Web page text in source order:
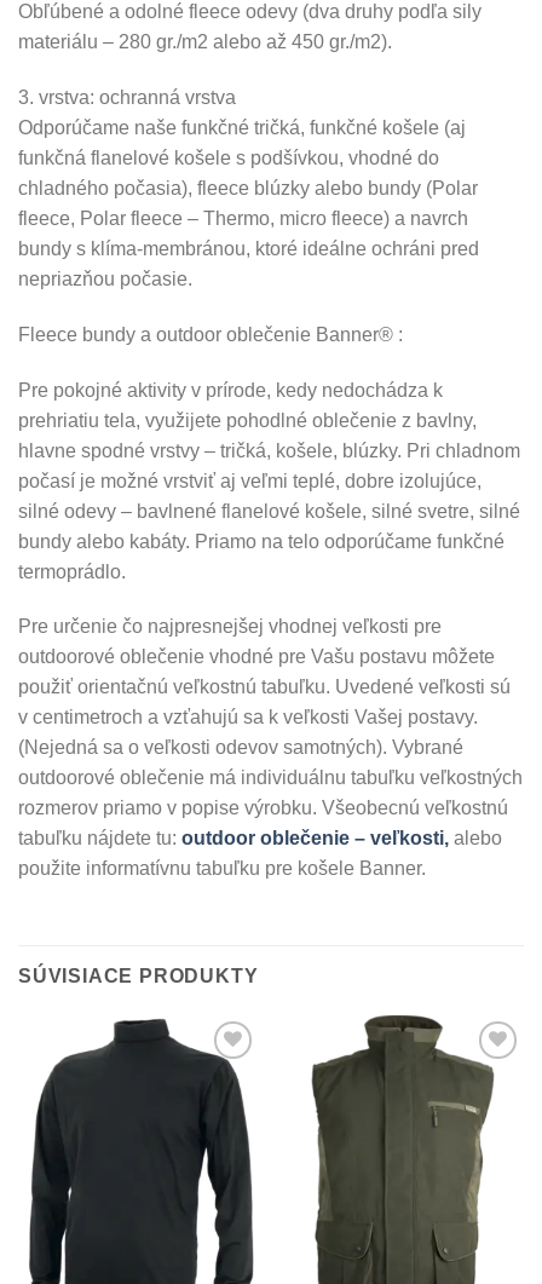
Obľúbené a odolné fleece odevy (dva druhy podľa sily
materiálu – 280 gr./m2 alebo až 450 gr./m2).
3. vrstva: ochranná vrstva
Odporúčame naše funkčné tričká, funkčné košele (aj
funkčná flanelové košele s podšívkou, vhodné do
chladného počasia), fleece blúzky alebo bundy (Polar
fleece, Polar fleece – Thermo, micro fleece) a navrch
bundy s klíma-membránou, ktoré ideálne ochráni pred
nepriazňou počasie.
Fleece bundy a outdoor oblečenie Banner® :
Pre pokojné aktivity v prírode, kedy nedochádza k
prehriatiu tela, využijete pohodlné oblečenie z bavlny,
hlavne spodné vrstvy – tričká, košele, blúzky. Pri chladnom
počasí je možné vrstviť aj veľmi teplé, dobre izolujúce,
silné odevy – bavlnené flanelové košele, silné svetre, silné
bundy alebo kabáty. Priamo na telo odporúčame funkčné
termoprádlo.
Pre určenie čo najpresnejšej vhodnej veľkosti pre
outdoorové oblečenie vhodné pre Vašu postavu môžete
použiť orientačnú veľkostnú tabuľku. Uvedené veľkosti sú
v centimetroch a vzťahujú sa k veľkosti Vašej postavy.
(Nejedná sa o veľkosti odevov samotných). Vybrané
outdoorové oblečenie má individuálnu tabuľku veľkostných
rozmerov priamo v popise výrobku. Všeobecnú veľkostnú
tabuľku nájdete tu: outdoor oblečenie – veľkosti, alebo
použite informatívnu tabuľku pre košele Banner.
SÚVISIACE PRODUKTY
Add to
Wishlist
Add to
Wishlist